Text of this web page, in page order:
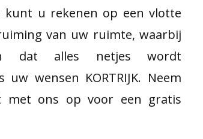
kunt u rekenen op een vlotte
van uw ruimte, waarbij
dat alles netjes wordt
uw wensen KORTRIJK. Neem
met ons op voor een gratis